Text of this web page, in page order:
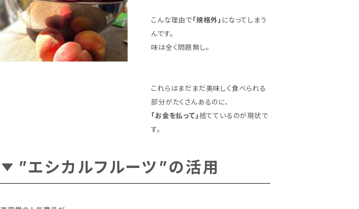
こんな理由で「規格外」 になってしまう
んです。
味は全く問題無し。
これらはまだまだ美味しく食べられる
部分がたくさんあるのに、
「お金を払って」 捨てているのが現状で
す。
”エシカルフルーツ”の活用